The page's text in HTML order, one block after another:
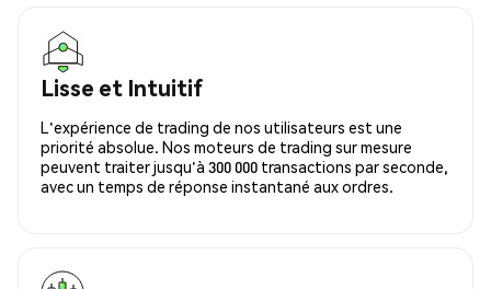
Lisse et Intuitif
L'expérience de trading de nos utilisateurs est une
priorité absolue. Nos moteurs de trading sur mesure
peuvent traiter jusqu'à 300 000 transactions par seconde,
avec un temps de réponse instantané aux ordres.